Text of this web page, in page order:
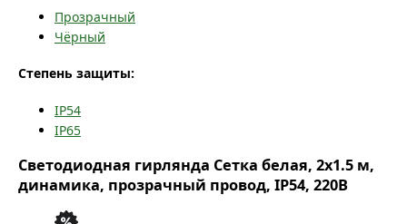
Прозрачный
Чёрный
Степень защиты:
IP54
IP65
Светодиодная гирлянда Сетка белая, 2x1.5 м,
динамика, прозрачный провод, IP54, 220В